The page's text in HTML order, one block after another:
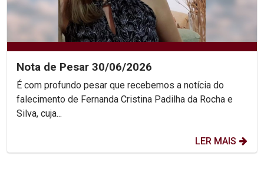
Nota de Pesar 30/06/2026
É com profundo pesar que recebemos a notícia do
falecimento de Fernanda Cristina Padilha da Rocha e
Silva, cuja...
LER MAIS